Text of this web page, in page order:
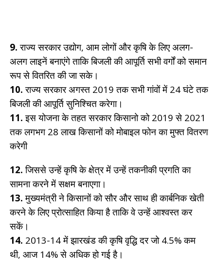
9. राज्य सरकार उद्योग, आम लोगों और कृषि के लिए अलग-
अलग लाइनें बनाएंगे ताकि बिजली की आपूर्ति सभी वर्गों को समान
रूप से वितरित की जा सके।
10. राज्य सरकार अगस्त 2019 तक सभी गांवों में 24 घंटे तक
बिजली की आपूर्ति सुनिश्चित करेगा।
11. इस योजना के तहत सरकार किसानो को 2019 से 2021
तक लगभग 28 लाख किसानों को मोबाइल फोन का मुफ्त वितरण
करेगी
12. जिससे उन्हें कृषि के क्षेत्र में उन्हें तकनीकी प्रगति का
सामना करने में सक्षम बनाएगा।
13. मुख्यमंत्री ने किसानों को सौर और साथ ही कार्बनिक खेती
करने के लिए प्रोत्साहित किया है ताकि वे उन्हें आश्वस्त कर
सकें।
14. 2013-14 में झारखंड की कृषि वृद्धि दर जो 4.5% कम
थी, आज 14% से अधिक हो गई है।